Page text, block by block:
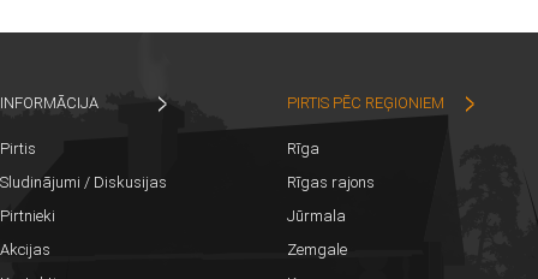
INFORMĀCIJA
Pirtis
Sludinājumi / Diskusijas
Pirtnieki
Akcijas
PIRTIS PĒC REĢIONIEM
Rīga
Rīgas rajons
Jūrmala
Zemgale